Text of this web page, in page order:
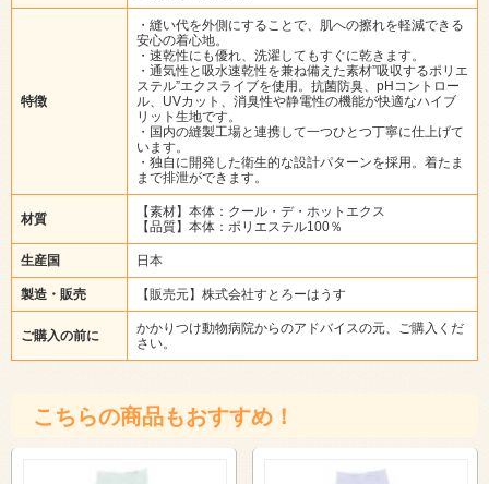
特徴
・縫い代を外側にすることで、肌への擦れを軽減できる
安心の着心地。
・速乾性にも優れ、洗濯してもすぐに乾きます。
・通気性と吸水速乾性を兼ね備えた素材”吸収するポリエ
ステル”エクスライブを使用。抗菌防臭、pHコントロー
ル、UVカット、消臭性や静電性の機能が快適なハイブ
リット生地です。
・国内の縫製工場と連携して一つひとつ丁寧に仕上げて
います。
・独自に開発した衛生的な設計パターンを採用。着たま
まで排泄ができます。
材質
【素材】本体：クール・デ・ホットエクス
【品質】本体：ポリエステル100％
生産国 日本
製造・販売 【販売元】株式会社すとろーはうす
ご購入の前に
かかりつけ動物病院からのアドバイスの元、ご購入くだ
さい。
こちらの商品もおすすめ！